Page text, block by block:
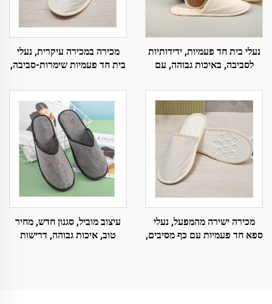
נעלי בית חד פעמיות, ידידותיות
לסביבה, באיכות גבוהה, עם
מכירה במכירה עיקרית, נעלי
בית חד פעמיות שימרות-סביבה,
בטיסות או במלונות
מכירה ישירה מהמפעל, נעלי
ספא חד פעמיות עם כף מסיבים,
עיצוב מוביל, סגנון חדש, מחיר
טוב, איכות גבוהה, דרישות